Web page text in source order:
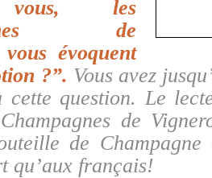
les
de
évoquent
?”. Vous avez
cette question. Le
de
de
qu’aux français!